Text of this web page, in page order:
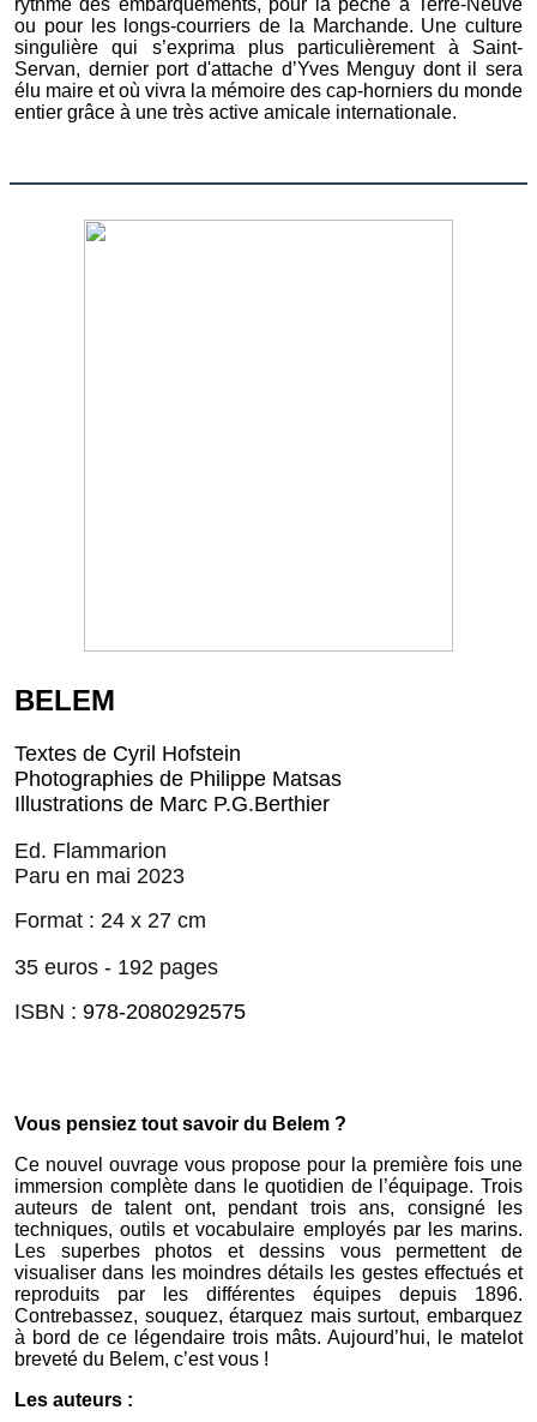
ou pour les longs-courriers de la Marchande. Une culture
singulière qui s’exprima plus particulièrement à Saint-
Servan, dernier port d'attache d’Yves Menguy dont il sera
élu maire et où vivra la mémoire des cap-horniers du monde
entier grâce à une très active amicale internationale.
BELEM
Textes de Cyril Hofstein
Photographies de Philippe Matsas
Illustrations de Marc P.G.Berthier
Ed. Flammarion
Paru en mai 2023
Format : 24 x 27 cm
35 euros - 192 pages
ISBN : 978-2080292575
Vous pensiez tout savoir du Belem ?
Ce nouvel ouvrage vous propose pour la première fois une
immersion complète dans le quotidien de l’équipage. Trois
auteurs de talent ont, pendant trois ans, consigné les
techniques, outils et vocabulaire employés par les marins.
Les superbes photos et dessins vous permettent de
visualiser dans les moindres détails les gestes effectués et
reproduits par les différentes équipes depuis 1896.
Contrebassez, souquez, étarquez mais surtout, embarquez
à bord de ce légendaire trois mâts. Aujourd’hui, le matelot
breveté du Belem, c’est vous !
Les auteurs :